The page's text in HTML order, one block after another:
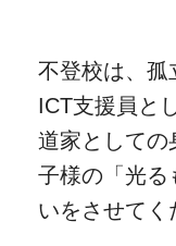
不登校は、孤
ICT支援員と
道家としての
子様の「光る
いをさせてく